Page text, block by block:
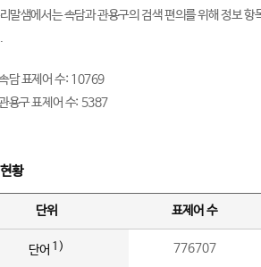
말샘에서는 속담과 관용구의 검색 편의를 위해 정보
담 표제어 수: 10769
용구 표제어 수: 5387
황
단위 표제어 수
단어 1) 776707